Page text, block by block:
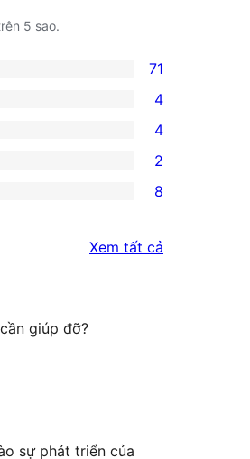
5 sao.
71
4
4
2
8
Xem tất cả
giúp đỡ?
sự phát triển của